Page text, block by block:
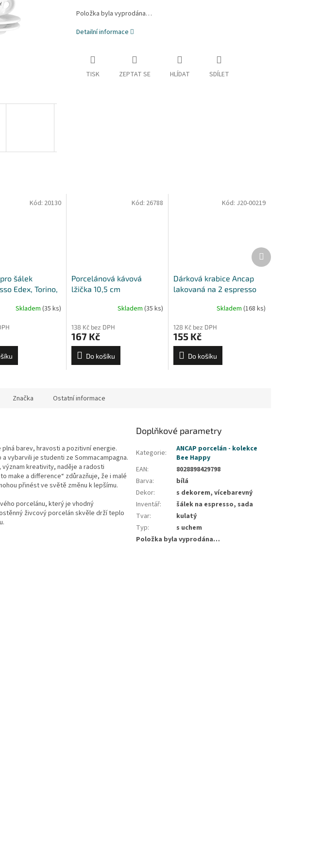
Položka byla vyprodána…
Detailní informace
TISK ZEPTAT SE HLÍDAT SDÍLET
šálek
Edex, Torino,
Skladem (35 ks)
Kód: 20130
Porcelánová kávová
lžička 10,5 cm
Skladem(35 ks)
138 Kč bez DPH
167 Kč
Do košíku
Kód: 26788
Dárková krabice Ancap
lakovaná na 2 espresso
Skladem (168 ks)
128 Kč bez DPH
155 Kč
Do košíku
Kód: J20-00219
Další
produkt
Značka Ostatní informace
barev, hravosti a pozitivní energie.
vybarvili je studenti ze Sommacampagna.
kreativity, naděje a radosti
make a difference“ zdůrazňuje, že i malé
přinést ve světě změnu k lepšímu.
porcelánu, který je vhodný
živcový porcelán skvěle drží teplo
Doplňkové parametry
Kategorie:
ANCAP porcelán - kolekce
Bee Happy
EAN:
8028898429798
Barva:
bílá
Dekor:
s dekorem, vícebarevný
Inventář:
šálek na espresso, sada
Tvar:
kulatý
Typ:
s uchem
Položka byla vyprodána…